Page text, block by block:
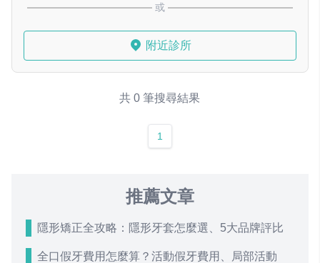
或
附近診所
共 0 筆搜尋結果
1
推薦文章
隱形矯正全攻略：隱形牙套怎麼選、5大品牌評比
全口假牙費用怎麼算？活動假牙費用、局部活動